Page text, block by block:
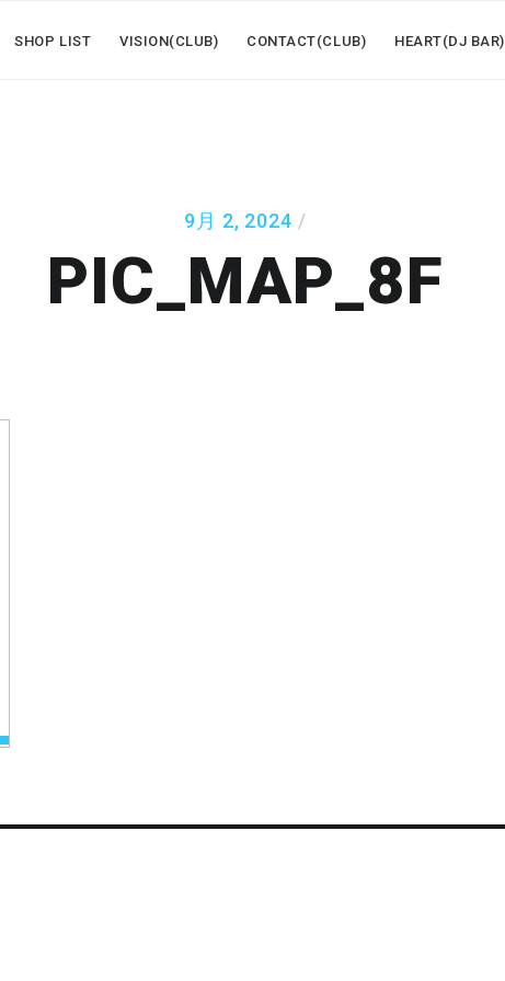
SHOP LIST VISION(CLUB) CONTACT(CLUB) HEART(DJ BAR)
9月 2, 2024
PIC_MAP_8F